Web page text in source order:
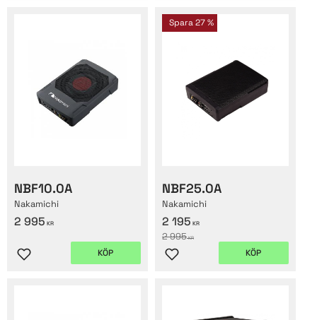
NBF10.0A
Nakamichi
2 995 KR
Lägg till i favoriter
KÖP
NBF25.0A
Nakamichi
2 195 KR
2 995KR
Spara27 %
Lägg till i favoriter
KÖP